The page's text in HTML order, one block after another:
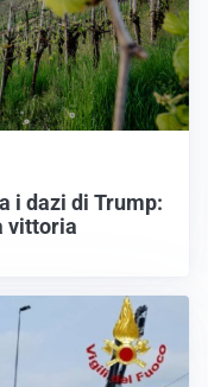
i dazi di Trump:
vittoria